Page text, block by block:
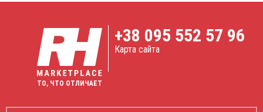
ТО, ЧТО ОТЛИЧАЕТ
+38 095 552 57 96
Карта сайта